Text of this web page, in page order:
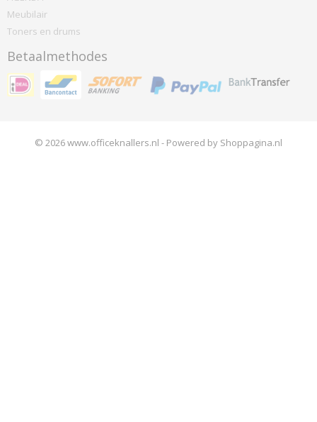
Meubilair
Toners en drums
Betaalmethodes
© 2026 www.officeknallers.nl - Powered by Shoppagina.nl